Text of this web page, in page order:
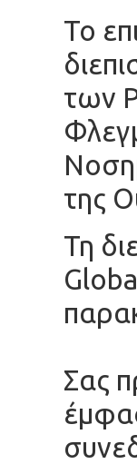
Το
των
της
Τη
Σας